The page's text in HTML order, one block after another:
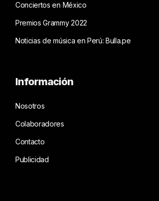
Conciertos en México
Premios Grammy 2022
Noticias de música en Perú: Bulla.pe
Información
Nosotros
Colaboradores
Contacto
Publicidad